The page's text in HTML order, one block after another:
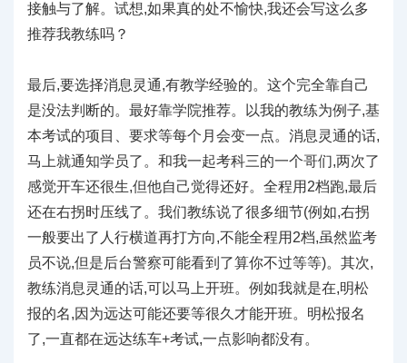
接触与了解。试想,如果真的处不愉快,我还会写这么多
推荐我教练吗？
最后,要选择消息灵通,有教学经验的。这个完全靠自己
是没法判断的。最好靠学院推荐。以我的教练为例子,基
本考试的项目、要求等每个月会变一点。消息灵通的话,
马上就通知学员了。和我一起考科三的一个哥们,两次了
感觉开车还很生,但他自己觉得还好。全程用2档跑,最后
还在右拐时压线了。我们教练说了很多细节(例如,右拐
一般要出了人行横道再打方向,不能全程用2档,虽然监考
员不说,但是后台警察可能看到了算你不过等等)。其次,
教练消息灵通的话,可以马上开班。例如我就是在,明松
报的名,因为远达可能还要等很久才能开班。明松报名
了,一直都在远达练车+考试,一点影响都没有。